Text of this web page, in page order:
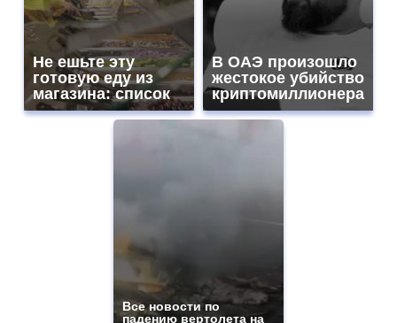
Не ешьте эту
готовую еду из
магазина: список
В ОАЭ произошло
жестокое убийство
криптомиллионера
Все новости по
падению вертолета на